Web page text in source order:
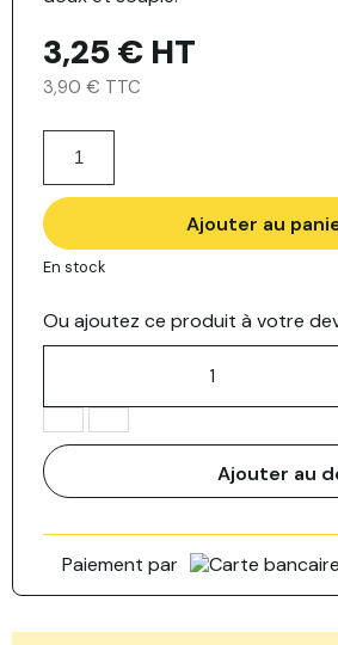
3,25 € HT
3,90 € TTC
Ajouter au
En stock
Ou ajoutez ce produit à votre
Ajouter au
Paiement par